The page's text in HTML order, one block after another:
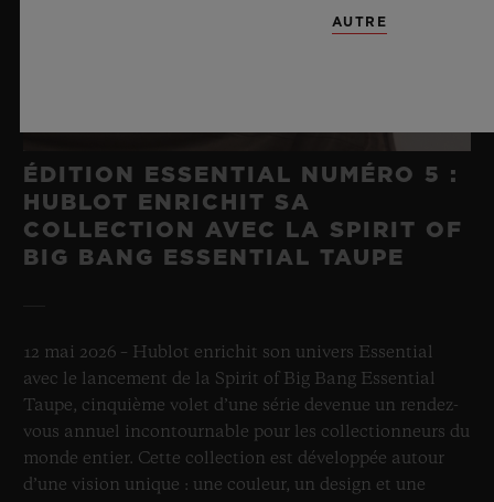
ÉDITION ESSENTIAL NUMÉRO 5 :
HUBLOT ENRICHIT SA
COLLECTION AVEC LA SPIRIT OF
BIG BANG ESSENTIAL TAUPE
12 mai 2026 – Hublot enrichit son univers Essential
avec le lancement de la Spirit of Big Bang Essential
Taupe, cinquième volet d’une série devenue un rendez-
vous annuel incontournable pour les collectionneurs du
monde entier. Cette collection est développée autour
d’une vision unique : une couleur, un design et une
AUTRE